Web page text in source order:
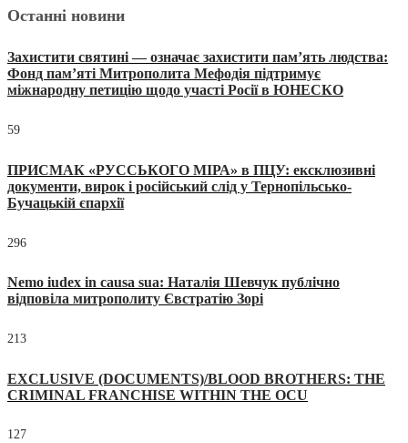
Останні новини
Захистити святині — означає захистити пам’ять людства:
Фонд пам’яті Митрополита Мефодія підтримує
міжнародну петицію щодо участі Росії в ЮНЕСКО
59
ПРИСМАК «РУССЬКОГО МІРА» в ПЦУ: ексклюзивні
документи, вирок і російський слід у Тернопільсько-
Бучацькій єпархії
296
Nemo iudex in causa sua: Наталія Шевчук публічно
відповіла митрополиту Євстратію Зорі
213
EXCLUSIVE (DOCUMENTS)/BLOOD BROTHERS: THE
CRIMINAL FRANCHISE WITHIN THE OCU
127